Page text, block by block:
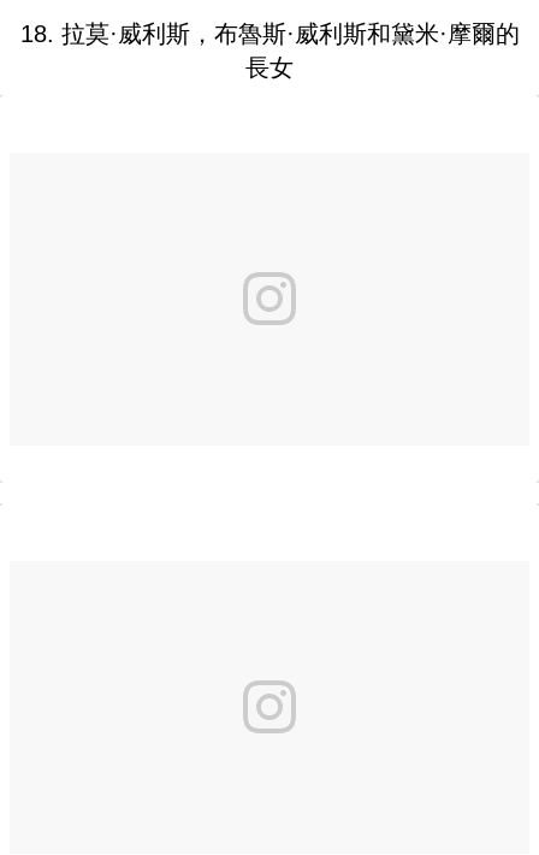
18. 拉莫·威利斯，布魯斯·威利斯和黛米·摩爾的
長女